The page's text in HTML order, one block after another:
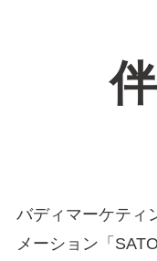
バディマーケティ
メーション「